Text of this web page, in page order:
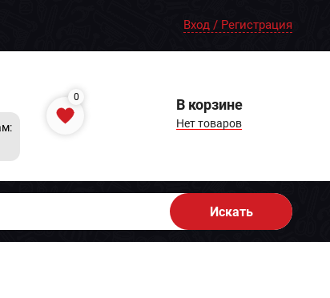
Вход / Регистрация
0 В корзине
Нет товаров
Искать